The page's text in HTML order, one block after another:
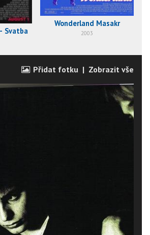
Svatba
Wonderland Masakr
2003
Přidat fotku | Zobrazit vše